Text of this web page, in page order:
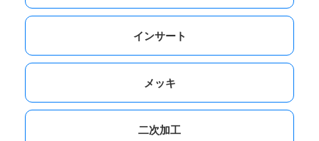
インサート
メッキ
二次加工